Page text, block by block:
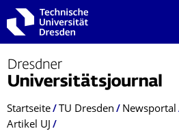
Zur Hauptnavigation springen
Zur Suche springen
Zum Inhalt springen
Breadcrumb-Menü
Startseite TU Dresden Newsportal
Artikel UJ